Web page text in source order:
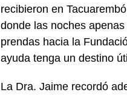
recibieron en
donde las noches
prendas hacia la
ayuda tenga un destino
La Dra. Jaime recordó